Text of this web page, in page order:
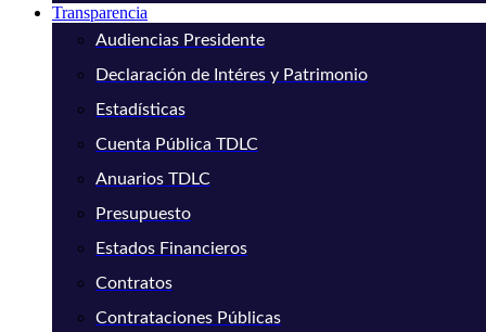
Transparencia
Audiencias Presidente
Declaración de Intéres y Patrimonio
Estadísticas
Cuenta Pública TDLC
Anuarios TDLC
Presupuesto
Estados Financieros
Contratos
Contrataciones Públicas